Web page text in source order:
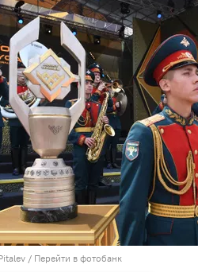
/ Перейти в фотобанк